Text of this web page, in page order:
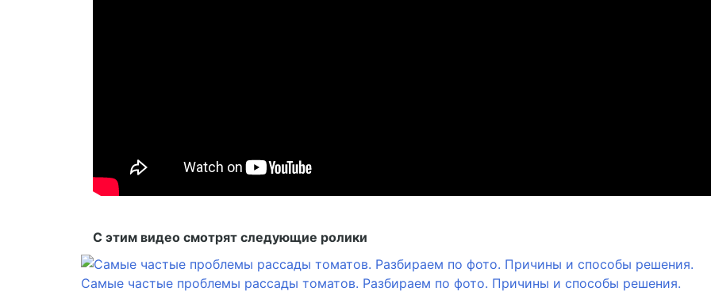
С этим видео смотрят следующие ролики
Самые частые проблемы рассады томатов. Разбираем по фото. Причины и способы решения.